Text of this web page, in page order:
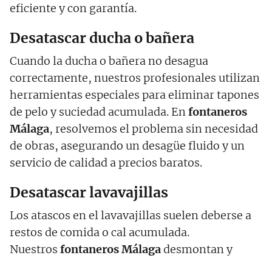
eficiente y con garantía.
Desatascar ducha o bañera
Cuando la ducha o bañera no desagua
correctamente, nuestros profesionales utilizan
herramientas especiales para eliminar tapones
de pelo y suciedad acumulada. Enfontaneros
Málaga, resolvemos el problema sin necesidad
de obras, asegurando un desagüe fluido y un
servicio de calidad a precios baratos.
Desatascar lavavajillas
Los atascos en el lavavajillas suelen deberse a
restos de comida o cal acumulada.
Nuestros fontaneros Málagadesmontan y